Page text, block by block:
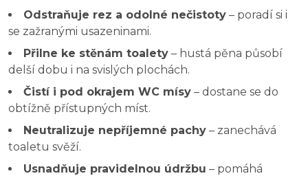
Odstraňuje rez a odolné nečistoty – poradí si i
se zažranými usazeninami.
Přilne ke stěnám toalety – hustá pěna působí
delší dobu i na svislých plochách.
Čistí i pod okrajem WC mísy – dostane se do
obtížně přístupných míst.
Neutralizuje nepříjemné pachy – zanechává
toaletu svěží.
Usnadňuje pravidelnou údržbu – pomáhá